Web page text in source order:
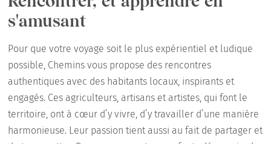
s'amusant
Pour que votre voyage soit le plus expérientiel et ludique
possible, Chemins vous propose des rencontres
authentiques avec des habitants locaux, inspirants et
engagés. Ces agriculteurs, artisans et artistes, qui font le
territoire, ont à cœur d’y vivre, d’y travailler d’une manière
harmonieuse. Leur passion tient aussi au fait de partager et